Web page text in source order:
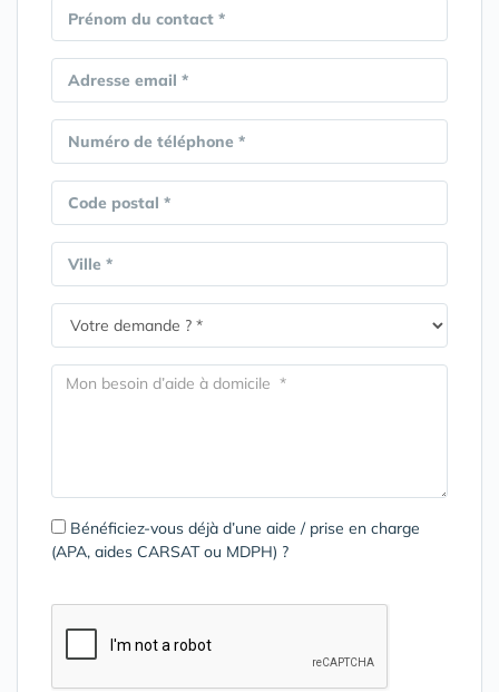
Prénom du contact *
Adresse email *
Numéro de téléphone *
Code postal *
Ville *
Bénéficiez-vous déjà d’une aide / prise en charge
(APA, aides CARSAT ou MDPH) ?